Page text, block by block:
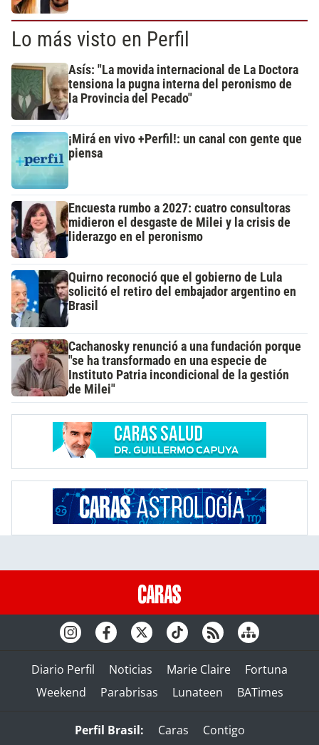
Lo más visto en Perfil
Asís: "La movida internacional de La Doctora
tensiona la pugna interna del peronismo de
la Provincia del Pecado"
¡Mirá en vivo +Perfil!: un canal con gente que
piensa
Encuesta rumbo a 2027: cuatro consultoras
midieron el desgaste de Milei y la crisis de
liderazgo en el peronismo
Quirno reconoció que el gobierno de Lula
solicitó el retiro del embajador argentino en
Brasil
Cachanosky renunció a una fundación porque
"se ha transformado en una especie de
Instituto Patria incondicional de la gestión
de Milei"
Diario Perfil Noticias Marie Claire
Fortuna
Weekend
Parabrisas Lunateen BATimes
Perfil Brasil: Caras Contigo